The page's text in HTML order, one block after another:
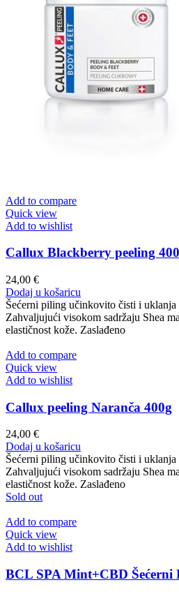
Add to compare
Quick view
Add to wishlist
Callux Blackberry peeling
24,00 €
Dodaj u košaricu
Šećerni piling učinkovito čisti i uklanja
Zahvaljujući visokom sadržaju Shea
elastičnost kože. Zaslađeno
Add to compare
Quick view
Add to wishlist
Callux peeling Naranča 400g
24,00 €
Dodaj u košaricu
Šećerni piling učinkovito čisti i uklanja
Zahvaljujući visokom sadržaju Shea
elastičnost kože. Zaslađeno
Sold out
Add to compare
Quick view
Add to wishlist
BCL SPA Mint+CBD Šećerni